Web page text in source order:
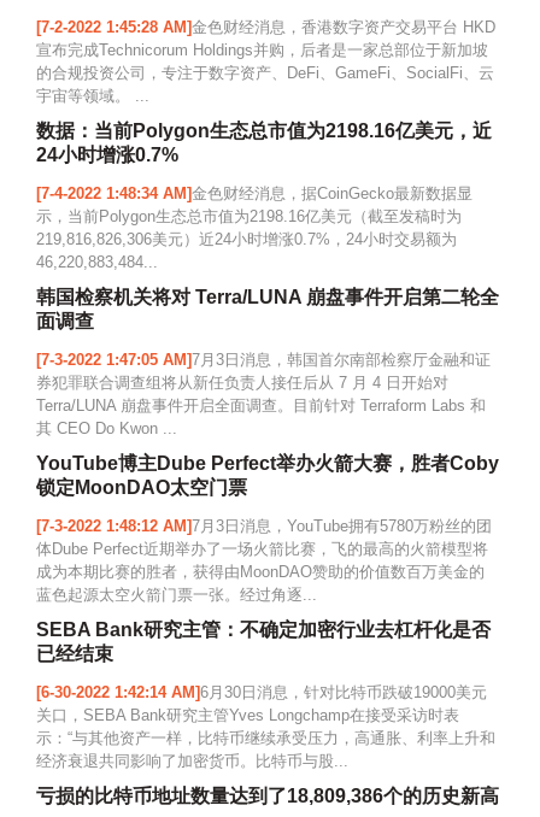
[7-2-2022 1:45:28 AM]金色财经消息，香港数字资产交易平台 HKD
宣布完成Technicorum Holdings并购，后者是一家总部位于新加坡
的合规投资公司，专注于数字资产、DeFi、GameFi、SocialFi、云
宇宙等领域。 ...
数据：当前Polygon生态总市值为2198.16亿美元，近
24小时增涨0.7%
[7-4-2022 1:48:34 AM]金色财经消息，据CoinGecko最新数据显
示，当前Polygon生态总市值为2198.16亿美元（截至发稿时为
219,816,826,306美元）近24小时增涨0.7%，24小时交易额为
46,220,883,484...
韩国检察机关将对 Terra/LUNA 崩盘事件开启第二轮全
面调查
[7-3-2022 1:47:05 AM]7月3日消息，韩国首尔南部检察厅金融和证
券犯罪联合调查组将从新任负责人接任后从 7 月 4 日开始对
Terra/LUNA 崩盘事件开启全面调查。目前针对 Terraform Labs 和
其 CEO Do Kwon ...
YouTube博主Dube Perfect举办火箭大赛，胜者Coby
锁定MoonDAO太空门票
[7-3-2022 1:48:12 AM]7月3日消息，YouTube拥有5780万粉丝的团
体Dube Perfect近期举办了一场火箭比赛，飞的最高的火箭模型将
成为本期比赛的胜者，获得由MoonDAO赞助的价值数百万美金的
蓝色起源太空火箭门票一张。经过角逐...
SEBA Bank研究主管：不确定加密行业去杠杆化是否
已经结束
[6-30-2022 1:42:14 AM]6月30日消息，针对比特币跌破19000美元
关口，SEBA Bank研究主管Yves Longchamp在接受采访时表
示：“与其他资产一样，比特币继续承受压力，高通胀、利率上升和
经济衰退共同影响了加密货币。比特币与股...
亏损的比特币地址数量达到了18,809,386个的历史新高